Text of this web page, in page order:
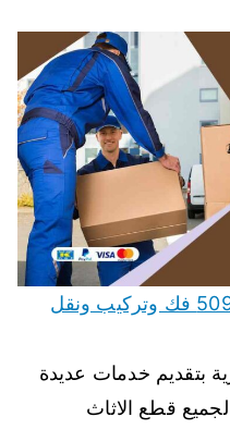
نقل عفش المنصورية 50993766 فك وتركيب ونقل
بتقديم خدمات عديدة
قطع الاثاث